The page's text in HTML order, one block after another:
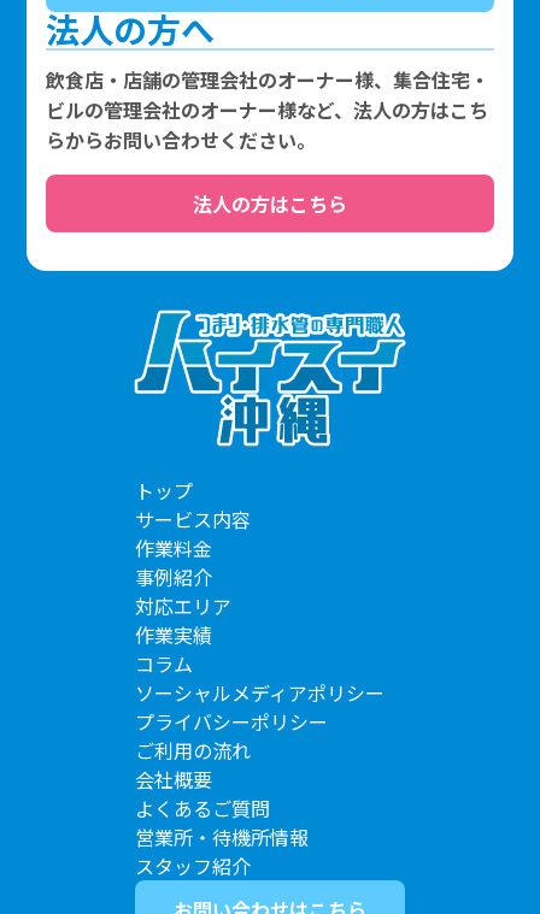
法人の方へ
飲食店・店舗の管理会社のオーナー様、集合住宅・
ビルの管理会社のオーナー様など、法人の方はこち
らからお問い合わせください。
法人の方はこちら
トップ
サービス内容
作業料金
事例紹介
対応エリア
作業実績
コラム
ソーシャルメディアポリシー
プライバシーポリシー
ご利用の流れ
会社概要
よくあるご質問
営業所・待機所情報
スタッフ紹介